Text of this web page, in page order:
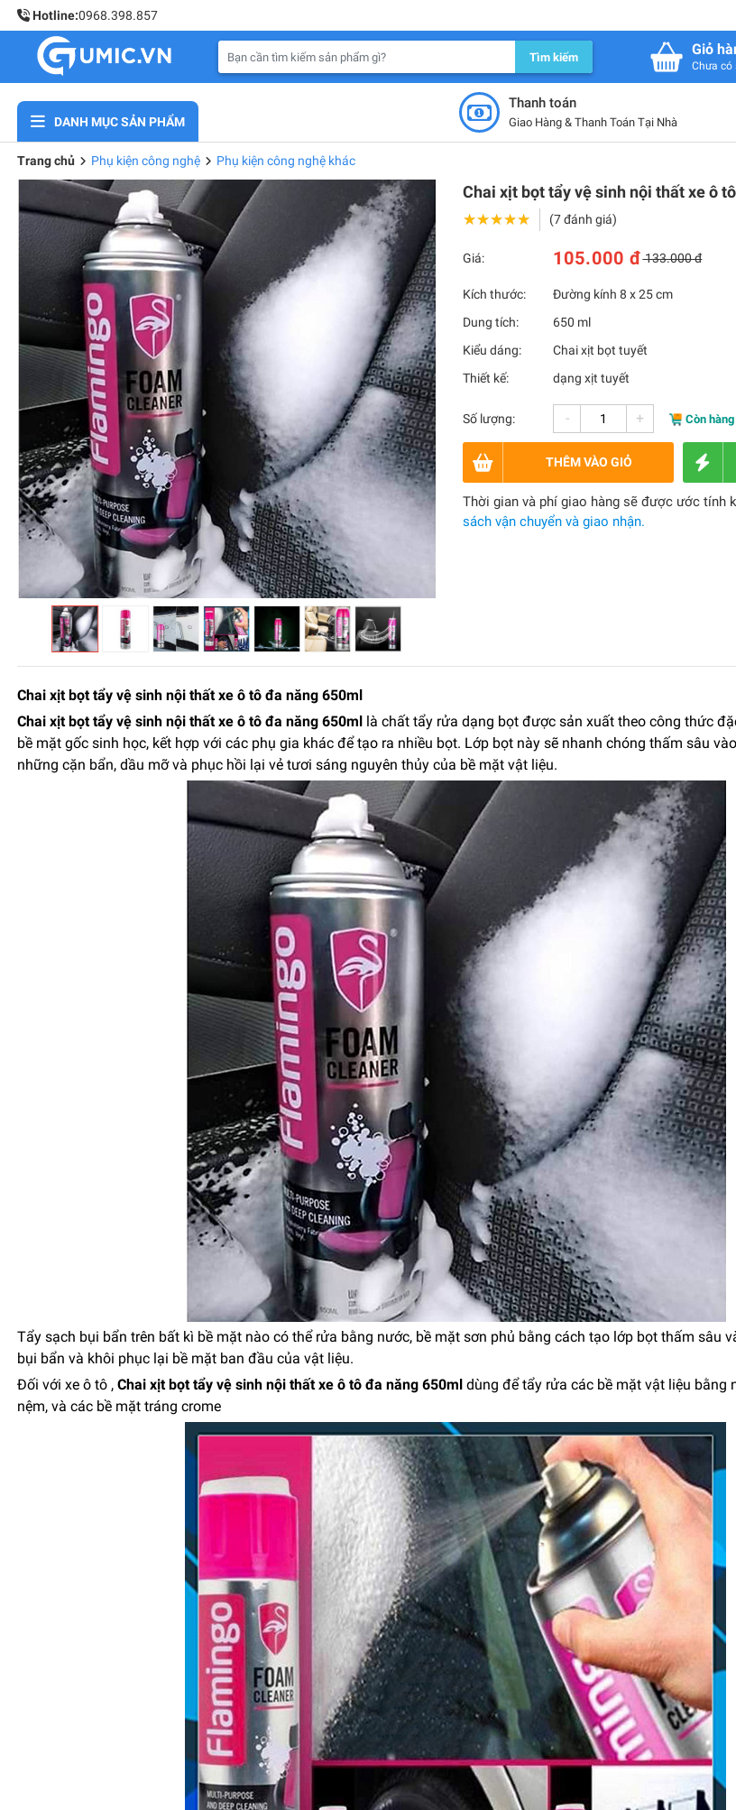
Hotline:0968.398.857
Tìm kiếm Giỏ
Chưa có
DANH MỤC SẢN PHẨM
Thanh toán
Giao Hàng & Thanh Toán Tại Nhà
Trang chủ Phụ kiện công nghệ Phụ kiện công nghệ khác
Chai xịt bọt tẩy vệ sinh nội thất xe ô
★★★★★
★★★★★ (7 đánh giá)
Giá: 105.000 đ133.000 đ
Kích thước:
Đường kính 8 x 25 cm
Dung tích:
650 ml
Kiểu dáng:
Chai xịt bọt tuyết
Thiết kế:
dạng xịt tuyết
Số lượng: - + Còn hàng
THÊM VÀO GIỎ
Thời gian và phí giao hàng sẽ được ước tính
sách vận chuyển và giao nhận.
Chai xịt bọt tẩy vệ sinh nội thất xe ô tô đa năng 650ml
Chai xịt bọt tẩy vệ sinh nội thất xe ô tô đa năng 650ml
là chất tẩy rửa dạng bọt được sản xuất theo công thức
bề mặt gốc sinh học, kết hợp với các phụ gia khác để tạo ra nhiều bọt. Lớp bọt này sẽ nhanh chóng thấm sâu
những cặn bẩn, dầu mỡ và phục hồi lại vẻ tươi sáng nguyên thủy của bề mặt vật liệu.
Tẩy sạch bụi bẩn trên bất kì bề mặt nào có thể rửa bằng nước, bề mặt sơn phủ bằng cách tạo lớp bọt thấm sâu
bụi bẩn và khôi phục lại bề mặt ban đầu của vật liệu.
Đối với xe ô tô , Chai xịt bọt tẩy vệ sinh nội thất xe ô tô đa năng 650ml dùng để tẩy rửa các bề mặt vật liệu bằng
nệm, và các bề mặt tráng crome